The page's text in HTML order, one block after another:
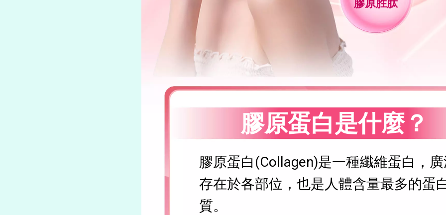
膠原胜肽
膠原蛋白是什麼？
膠原蛋白(Collagen)是一種纖維蛋白，
存在於各部位，也是人體含量最多的蛋
質。